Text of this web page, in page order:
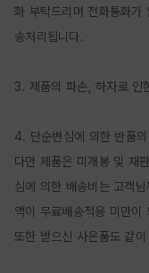
화 부탁드리며 전화통화가
송처리됩니다.
3. 제품의 파손, 하자로 인
4. 단순변심에 의한 반품
다만 제품은 미개봉 및 재
심에 의한 배송비는 고객
액이 무료배송적용 미만이
또한 받으신 사은품도 같